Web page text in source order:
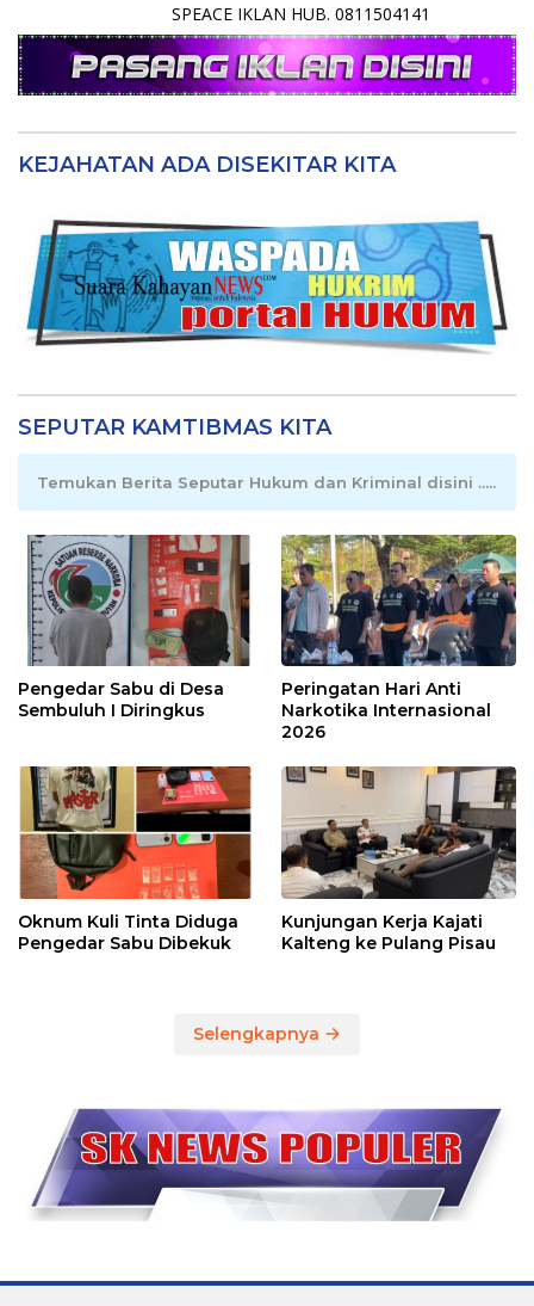
SPEACE IKLAN HUB. 0811504141
KEJAHATAN ADA DISEKITAR KITA
SEPUTAR KAMTIBMAS KITA
Temukan Berita Seputar Hukum dan Kriminal disini .....
Pengedar Sabu di Desa
Sembuluh I Diringkus
Peringatan Hari Anti
Narkotika Internasional
2026
Oknum Kuli Tinta Diduga
Pengedar Sabu Dibekuk
Kunjungan Kerja Kajati
Kalteng ke Pulang Pisau
Selengkapnya